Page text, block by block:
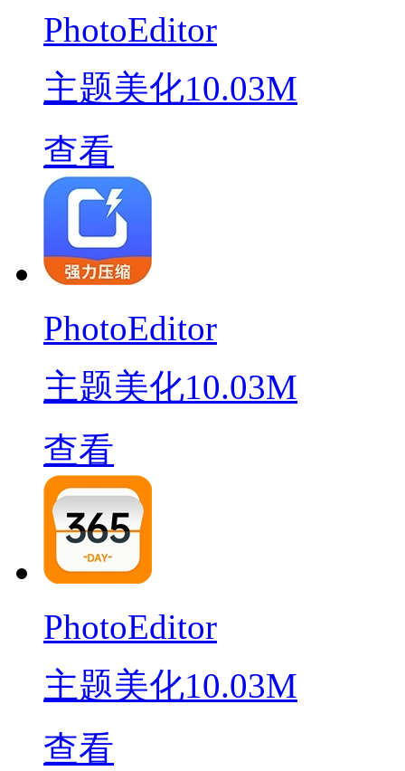
PhotoEditor
主题美化10.03M
查看
PhotoEditor
主题美化10.03M
查看
PhotoEditor
主题美化10.03M
查看